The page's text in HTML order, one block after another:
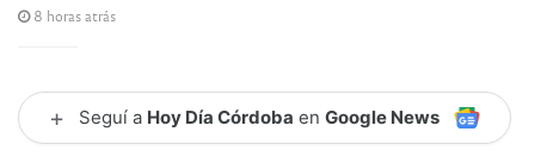
8 horas atrás
+ Seguí a Hoy Día Córdoba en Google News